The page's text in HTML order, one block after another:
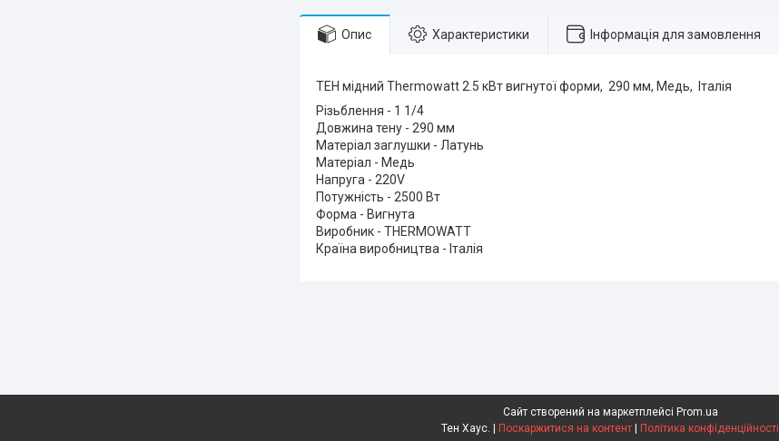
Опис Характеристики Інформація для замовлення
ТЕН мідний Thermowatt 2.5 кВт вигнутої форми, 290 мм, Медь, Італія
Різьблення - 1 1/4
Довжина тену - 290 мм
Матеріал заглушки - Латунь
Матеріал - Медь
Напруга - 220V
Потужність - 2500 Вт
Форма - Вигнута
Виробник - THERMOWATT
Країна виробництва - Італія
Сайт створений на маркетплейсі Prom.ua
Поскаржитися на контент Політика конфіденційності